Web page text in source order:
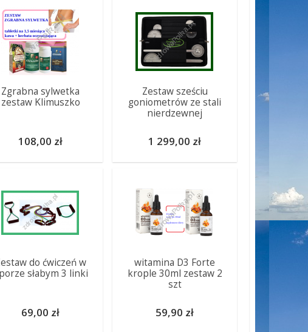
Zgrabna sylwetka
zestaw Klimuszko
108,00 zł
Zestaw sześciu
goniometrów ze stali
nierdzewnej
1 299,00 zł
do ćwiczeń w
słabym 3 linki
69,00 zł
witamina D3 Forte
krople 30ml zestaw 2
szt
59,90 zł